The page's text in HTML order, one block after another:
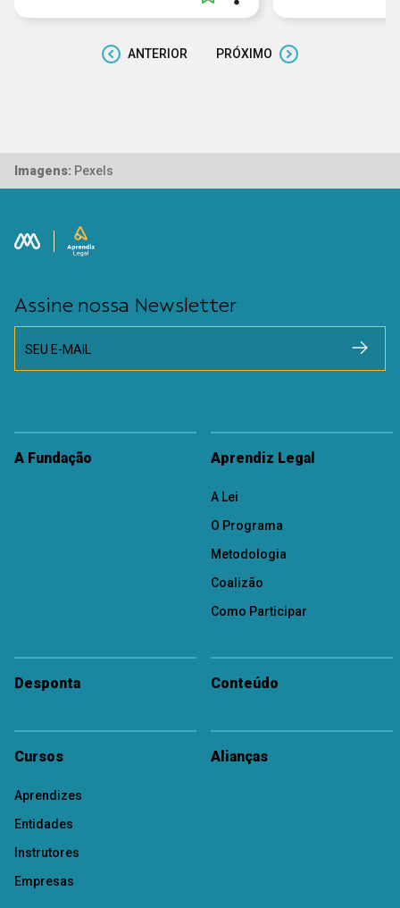
ANTERIOR PRÓXIMO
Imagens: Pexels
Assine nossa Newsletter
SEU E-MAIL
A Fundação Aprendiz Legal
A Lei
O Programa
Metodologia
Coalizão
Como Participar
Desponta Conteúdo
Cursos
Aprendizes
Entidades
Instrutores
Empresas
Alianças